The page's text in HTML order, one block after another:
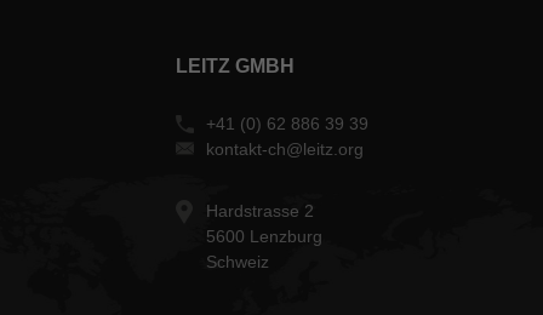
LEITZ GMBH
+41 (0) 62 886 39 39
kontakt-ch@leitz.org
Hardstrasse 2
5600 Lenzburg
Schweiz